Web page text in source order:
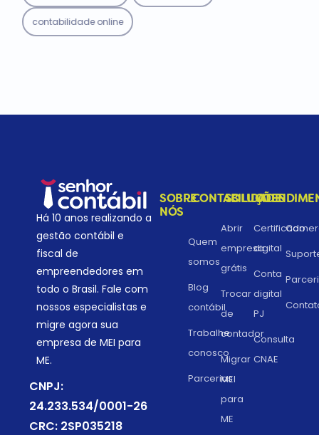
contabilidade online
Há 10 anos realizando a
gestão contábil e
fiscal de
empreendedores em
todo o Brasil. Fale com
nossos especialistas e
migre agora sua
empresa de MEI para
ME.
CNPJ:
24.233.534/0001-26
CRC: 2SP035218
SOBRE
NÓS
Quem
somos
Blog
contábil
Trabalhe
conosco
Parcerias
CONTABILIDADE
Abrir
empresa
grátis
Trocar
de
contador
Migrar
MEI
para
ME
SOLUÇÕES
Certificado
digital
Conta
digital
PJ
Consulta
CNAE